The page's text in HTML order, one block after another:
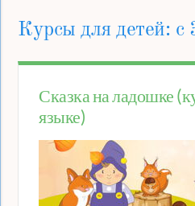
Курсы для детей: с
Сказка на ладошке
языке)